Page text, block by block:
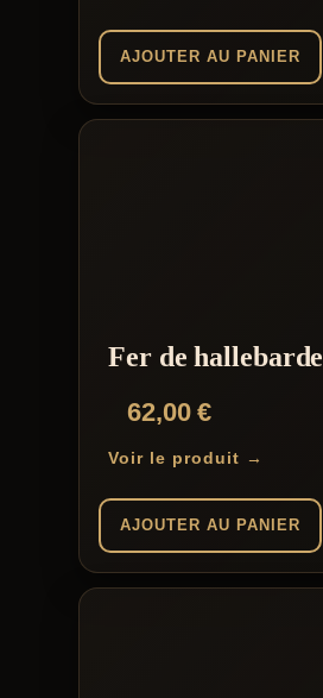
AJOUTER AU PANIER
Fer de hallebarde
62,00€
Voir le produit →
AJOUTER AU PANIER